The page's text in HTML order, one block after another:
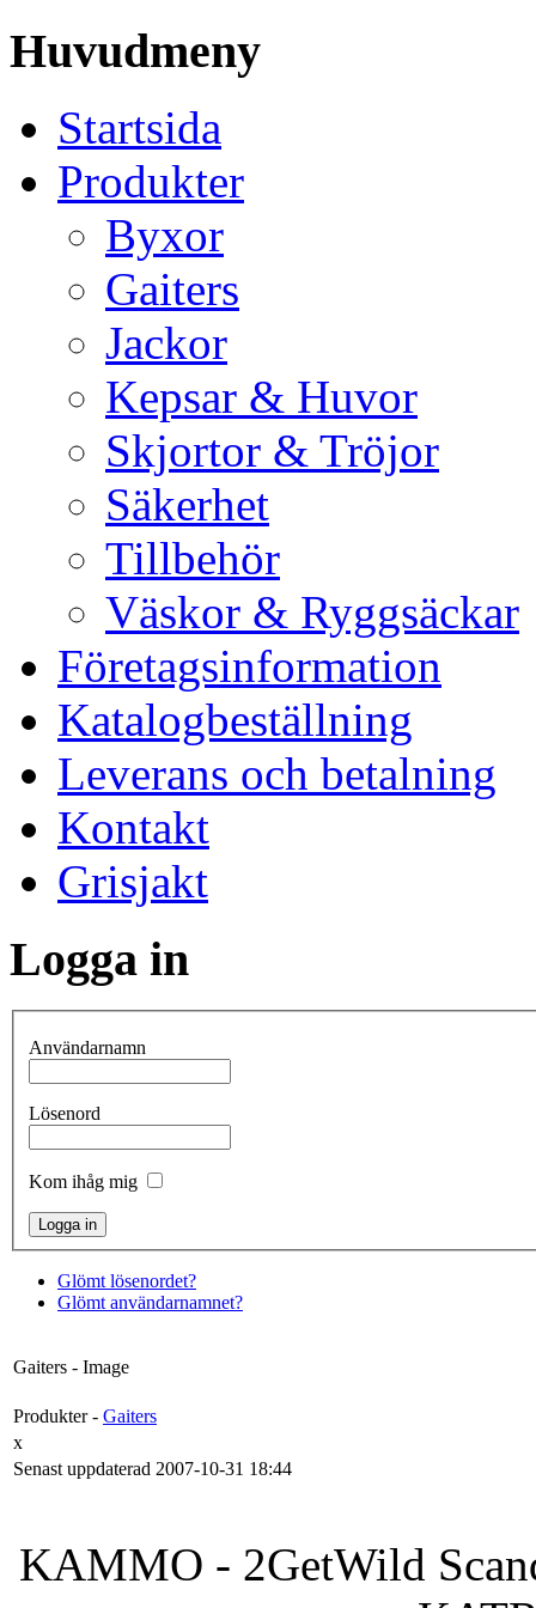
Huvudmeny
Startsida
Produkter
Byxor
Gaiters
Jackor
Kepsar & Huvor
Skjortor & Tröjor
Säkerhet
Tillbehör
Väskor & Ryggsäckar
Företagsinformation
Katalogbeställning
Leverans och betalning
Kontakt
Grisjakt
Logga in
Användarnamn
Lösenord
Kom ihåg mig
Glömt lösenordet?
Glömt användarnamnet?
Gaiters - Image
Produkter - Gaiters
x
Senast uppdaterad 2007-10-31 18:44
KAMMO - 2GetWild